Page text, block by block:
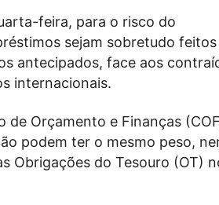
feira, para o risco do
sejam sobretudo
antecipados, face aos
internacionais.
de Orçamento e Finanças
podem ter o mesmo peso,
Obrigações do Tesouro (OT)